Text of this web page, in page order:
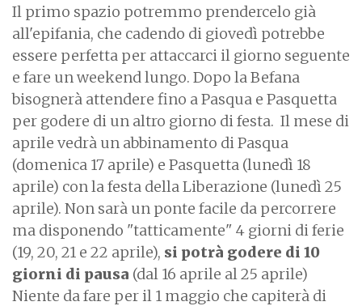
Il primo spazio potremmo prendercelo già
all'epifania, che cadendo di giovedì potrebbe
essere perfetta per attaccarci il giorno seguente
e fare un weekend lungo. Dopo la Befana
bisognerà attendere fino a Pasqua e Pasquetta
per godere di un altro giorno di festa. Il mese di
aprile vedrà un abbinamento di Pasqua
(domenica 17 aprile) e Pasquetta (lunedì 18
aprile) con la festa della Liberazione (lunedì 25
aprile). Non sarà un ponte facile da percorrere
ma disponendo "tatticamente" 4 giorni di ferie
(19, 20, 21 e 22 aprile), si potrà godere di 10
giorni di pausa (dal 16 aprile al 25 aprile)
Niente da fare per il 1 maggio che capiterà di